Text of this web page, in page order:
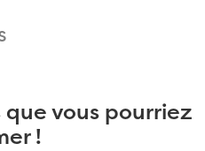
que vous pourriez
!